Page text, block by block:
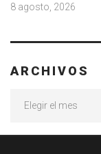
8 agosto, 2026
ARCHIVOS